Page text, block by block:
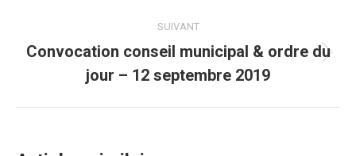
SUIVANT
Onglet
suivant
Convocation conseil municipal & ordre du
jour – 12 septembre 2019